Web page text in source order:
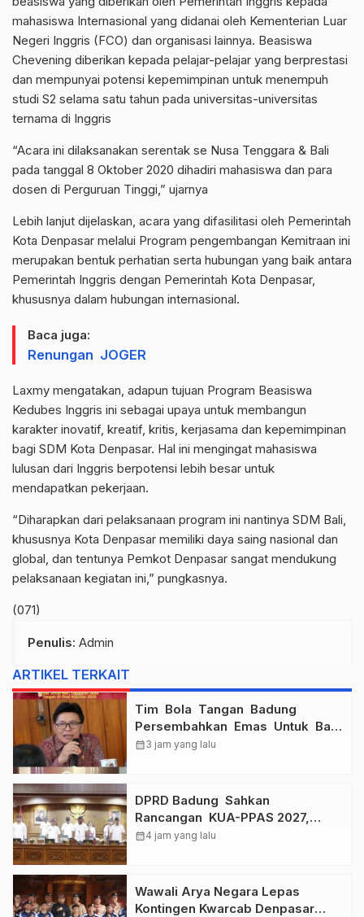
mahasiswa Internasional yang didanai oleh Kementerian Luar
Negeri Inggris (FCO) dan organisasi lainnya. Beasiswa
Chevening diberikan kepada pelajar-pelajar yang berprestasi
dan mempunyai potensi kepemimpinan untuk menempuh
studi S2 selama satu tahun pada universitas-universitas
ternama di Inggris
“Acara ini dilaksanakan serentak se Nusa Tenggara & Bali
pada tanggal 8 Oktober 2020 dihadiri mahasiswa dan para
dosen di Perguruan Tinggi,” ujarnya
Lebih lanjut dijelaskan, acara yang difasilitasi oleh Pemerintah
Kota Denpasar melalui Program pengembangan Kemitraan ini
merupakan bentuk perhatian serta hubungan yang baik antara
Pemerintah Inggris dengan Pemerintah Kota Denpasar,
khususnya dalam hubungan internasional.
Baca juga:
Renungan JOGER
Laxmy mengatakan, adapun tujuan Program Beasiswa
Kedubes Inggris ini sebagai upaya untuk membangun
karakter inovatif, kreatif, kritis, kerjasama dan kepemimpinan
bagi SDM Kota Denpasar. Hal ini mengingat mahasiswa
lulusan dari Inggris berpotensi lebih besar untuk
mendapatkan pekerjaan.
“Diharapkan dari pelaksanaan program ini nantinya SDM Bali,
khususnya Kota Denpasar memiliki daya saing nasional dan
global, dan tentunya Pemkot Denpasar sangat mendukung
pelaksanaan kegiatan ini,” pungkasnya.
(071)
Penulis: Admin
ARTIKEL TERKAIT
Tim Bola Tangan Badung
Persembahkan Emas Untuk Bali
, Taklukkan Jawa Tengah Di
calendar_month3 jam yang lalu
DPRD Badung Sahkan
Rancangan KUA-PPAS 2027,
Anggaran Tembus Lebih Dari
calendar_month4 jam yang lalu
Wawali Arya Negara Lepas
Kontingen Kwarcab Denpasar